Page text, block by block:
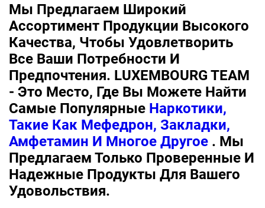
Мы Предлагаем Широкий
Ассортимент Продукции Высокого
Качества, Чтобы Удовлетворить
Все Ваши Потребности И
Предпочтения. LUXEMBOURG TEAM
- Это Место, Где Вы Можете Найти
Самые Популярные Наркотики,
Такие Как Мефедрон, Закладки,
Амфетамин И Многое Другое . Мы
Предлагаем Только Проверенные И
Надежные Продукты Для Вашего
Удовольствия.